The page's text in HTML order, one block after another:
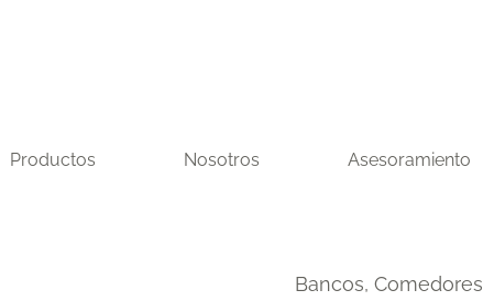
Productos Nosotros Asesoramiento
Bancos, Comedores
BANCO